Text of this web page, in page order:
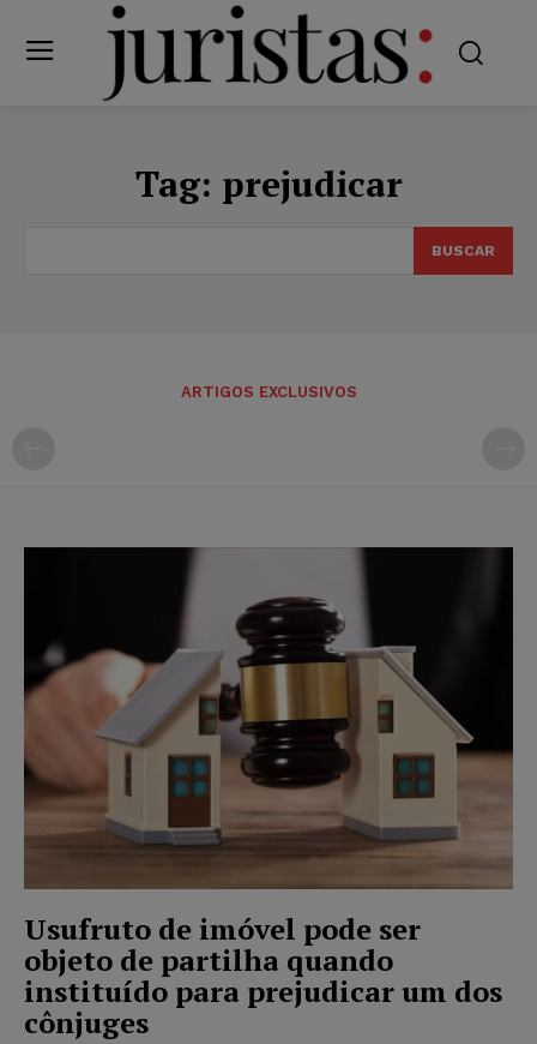
Tag: prejudicar
BUSCAR
ARTIGOS EXCLUSIVOS
Usufruto de imóvel pode ser
objeto de partilha quando
instituído para prejudicar um dos
cônjuges